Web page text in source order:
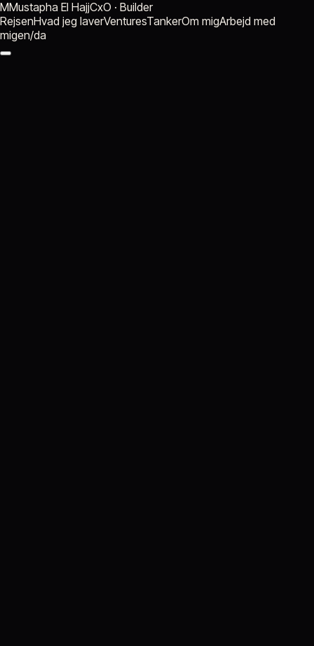
MMustapha El HajjCxO · Builder
RejsenHvad jeg laverVenturesTankerOm migArbejd med
migen/da